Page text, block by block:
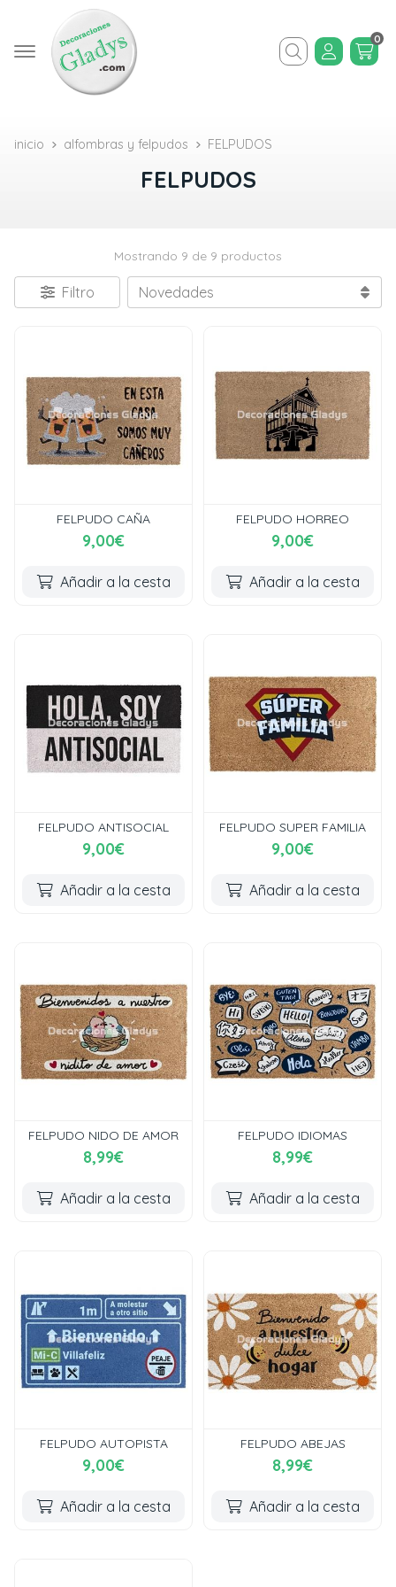
Buscar
0
inicio alfombras y felpudos FELPUDOS
FELPUDOS
Mostrando 9 de 9 productos
Filtro
FELPUDO CAÑA
9,00€
Añadir a la cesta
FELPUDO HORREO
9,00€
Añadir a la cesta
FELPUDO ANTISOCIAL
9,00€
Añadir a la cesta
FELPUDO SUPER FAMILIA
9,00€
Añadir a la cesta
FELPUDO NIDO DE AMOR
8,99€
Añadir a la cesta
FELPUDO IDIOMAS
8,99€
Añadir a la cesta
FELPUDO AUTOPISTA
9,00€
Añadir a la cesta
FELPUDO ABEJAS
8,99€
Añadir a la cesta